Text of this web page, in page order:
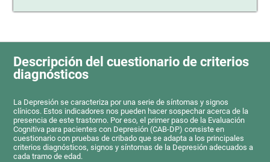
Descripción del cuestionario de criterios
diagnósticos
La Depresión se caracteriza por una serie de síntomas y signos
clínicos. Estos indicadores nos pueden hacer sospechar acerca de la
presencia de este trastorno. Por eso, el primer paso de la Evaluación
Cognitiva para pacientes con Depresión (CAB-DP) consiste en
cuestionario con pruebas de cribado que se adapta a los principales
criterios diagnósticos, signos y síntomas de la Depresión adecuados a
cada tramo de edad.